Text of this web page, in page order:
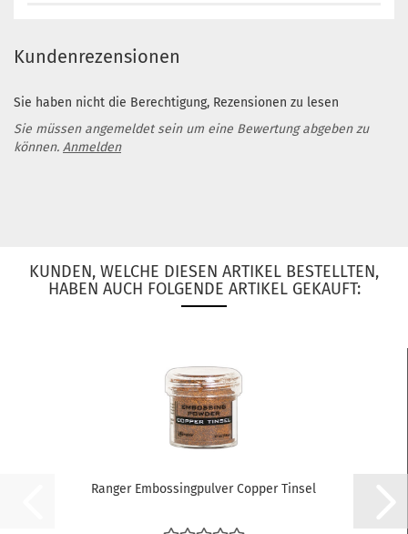
Kundenrezensionen
Sie haben nicht die Berechtigung, Rezensionen zu lesen
Sie müssen angemeldet sein um eine Bewertung abgeben zu
können. Anmelden
KUNDEN, WELCHE DIESEN ARTIKEL BESTELLTEN,
HABEN AUCH FOLGENDE ARTIKEL GEKAUFT:
Ranger Embossingpulver Copper Tinsel